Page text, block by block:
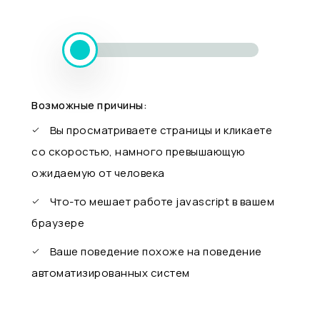
Возможные причины:
Вы просматриваете страницы и кликаете
со скоростью, намного превышающую
ожидаемую от человека
Что-то мешает работе javascript в вашем
браузере
Ваше поведение похоже на поведение
автоматизированных систем